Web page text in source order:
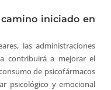
iniciado en
las administraciones
contribuirá a mejorar el
de psicofármacos
psicológico y emocional